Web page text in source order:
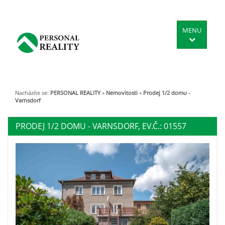
MENU
Nacházíte se: PERSONAL REALITY » Nemovitosti » Prodej 1/2 domu -
Varnsdorf
PRODEJ 1/2 DOMU - VARNSDORF, EV.Č.: 01557